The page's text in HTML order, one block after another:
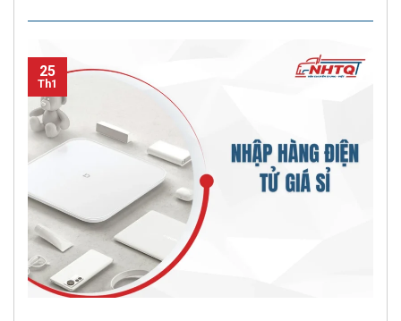
25
Th1